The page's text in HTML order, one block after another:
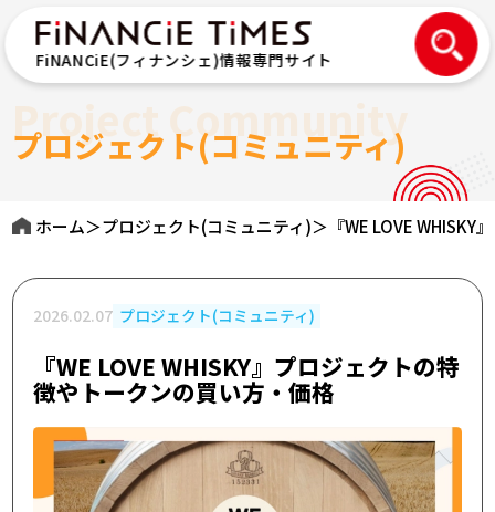
FiNANCiE(フィナンシェ)情報専門サイト
プロジェクト(コミュニティ)
Project Community
ホーム＞プロジェクト(コミュニティ)＞ 『WE LOVE
2026.02.07 プロジェクト(コミュニティ)
『WE LOVE WHISKY』プロジェクトの特
徴やトークンの買い方・価格